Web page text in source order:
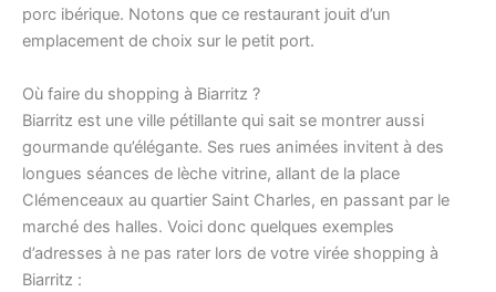
porc ibérique. Notons que ce restaurant jouit d’un
emplacement de choix sur le petit port.
Où faire du shopping à Biarritz ?
Biarritz est une ville pétillante qui sait se montrer aussi
gourmande qu’élégante. Ses rues animées invitent à des
longues séances de lèche vitrine, allant de la place
Clémenceaux au quartier Saint Charles, en passant par le
marché des halles. Voici donc quelques exemples
d’adresses à ne pas rater lors de votre virée shopping à
Biarritz :